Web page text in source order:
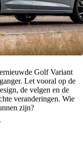
Golf Variant
Let vooral op de
de velgen en de
veranderingen. Wie
zijn?